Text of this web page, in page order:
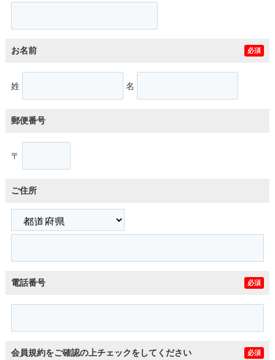
お名前 必須
姓 名
郵便番号
〒
ご住所
電話番号 必須
会員規約をご確認の上チェックをしてください 必須